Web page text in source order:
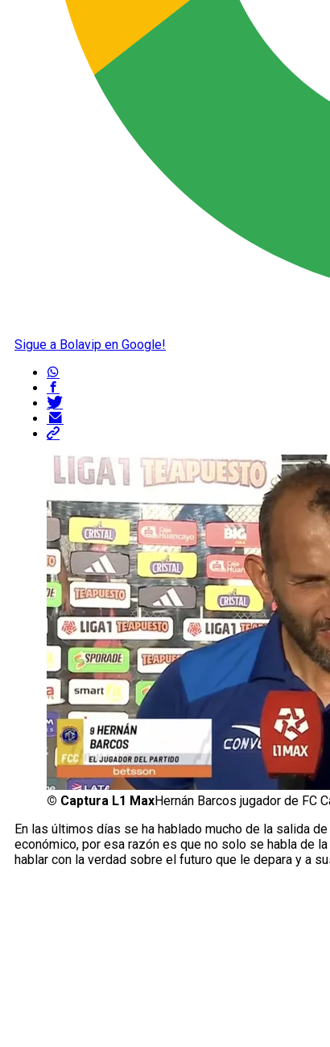
Sigue a Bolavip en Google!
© Captura L1 MaxHernán Barcos jugador de FC
En las últimos días se ha hablado mucho de la salida de
económico, por esa razón es que no solo se habla de
hablar con la verdad sobre el futuro que le depara y a